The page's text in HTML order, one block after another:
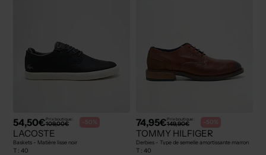
54,50€Prix boutique :
109,00€ -50%
LACOSTE
Baskets - Matière lisse noir
T : 40
74,95€Prix boutique :
149,90€ -50%
TOMMY HILFIGER
Derbies - Type de semelle amortissante marron
T : 40